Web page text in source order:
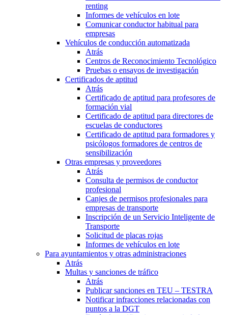
renting
Informes de vehículos en lote
Comunicar conductor habitual para
empresas
Vehículos de conducción automatizada
Atrás
Centros de Reconocimiento Tecnológico
Pruebas o ensayos de investigación
Certificados de aptitud
Atrás
Certificado de aptitud para profesores de
formación vial
Certificado de aptitud para directores de
escuelas de conductores
Certificado de aptitud para formadores y
psicólogos formadores de centros de
sensibilización
Otras empresas y proveedores
Atrás
Consulta de permisos de conductor
profesional
Canjes de permisos profesionales para
empresas de transporte
Inscripción de un Servicio Inteligente de
Transporte
Solicitud de placas rojas
Informes de vehículos en lote
Para ayuntamientos y otras administraciones
Atrás
Multas y sanciones de tráfico
Atrás
Publicar sanciones en TEU – TESTRA
Notificar infracciones relacionadas con
puntos a la DGT